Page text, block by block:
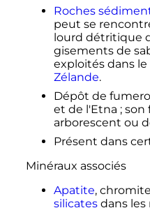
Roches
peut se
lourd détritique
gisements de
exploités dans le
Zélande.
Dépôt de
et de l'Etna ; son
arborescent ou
Présent dans
Minéraux associés
Apatite,
silicatesdans les